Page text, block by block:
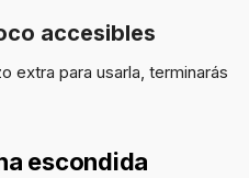
accesibles
extra para usarla, terminarás
escondida